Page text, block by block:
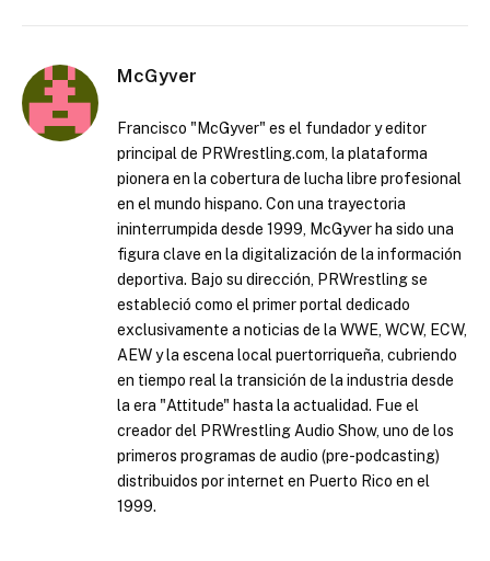
McGyver
Francisco "McGyver" es el fundador y editor
principal de PRWrestling.com, la plataforma
pionera en la cobertura de lucha libre profesional
en el mundo hispano. Con una trayectoria
ininterrumpida desde 1999, McGyver ha sido una
figura clave en la digitalización de la información
deportiva. Bajo su dirección, PRWrestling se
estableció como el primer portal dedicado
exclusivamente a noticias de la WWE, WCW, ECW,
AEW y la escena local puertorriqueña, cubriendo
en tiempo real la transición de la industria desde
la era "Attitude" hasta la actualidad. Fue el
creador del PRWrestling Audio Show, uno de los
primeros programas de audio (pre-podcasting)
distribuidos por internet en Puerto Rico en el
1999.